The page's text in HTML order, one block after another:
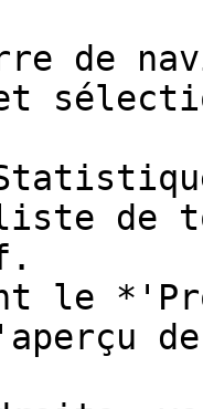
de
de
le